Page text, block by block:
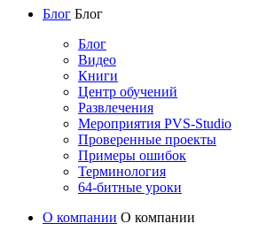
Блог Блог
Блог
Видео
Книги
Центр обучений
Развлечения
Мероприятия PVS-Studio
Проверенные проекты
Примеры ошибок
Терминология
64-битные уроки
О компании О компании